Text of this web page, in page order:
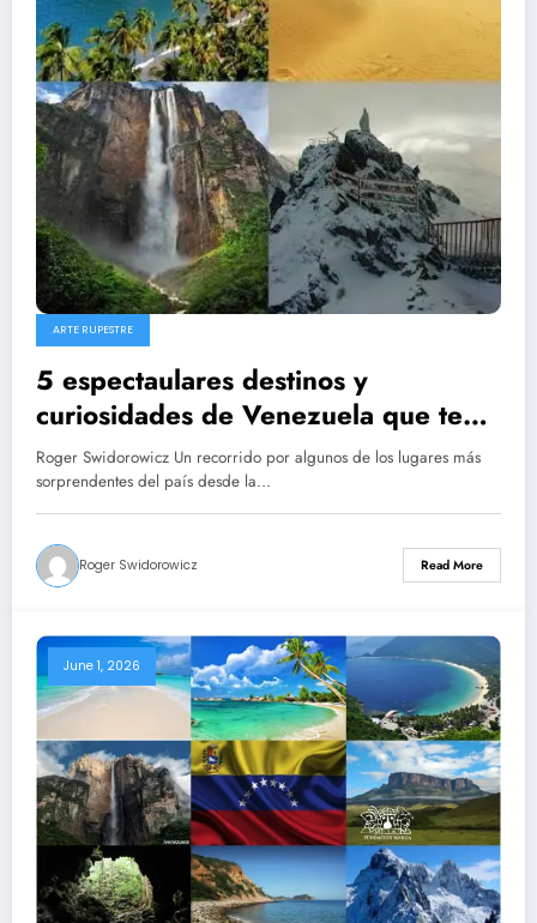
ARTE RUPESTRE
5 espectaulares destinos y
curiosidades de Venezuela que te
dejarán con la boca abierta – Roger
Swidorowicz
Roger Swidorowicz Un recorrido por algunos de los lugares más
sorprendentes del país desde la…
Roger Swidorowicz Read More
June 1, 2026